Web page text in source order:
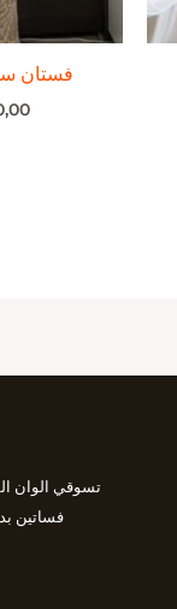
فستان
تسوقي الوان
فساتين